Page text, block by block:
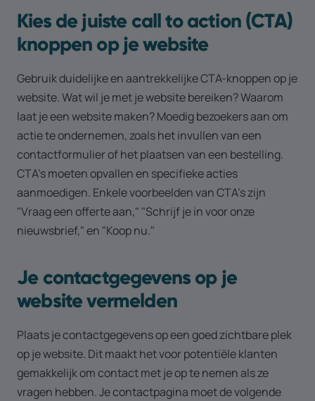
Kies de juiste call to action (CTA)
knoppen op je website
Gebruik duidelijke en aantrekkelijke CTA-knoppen op je
website. Wat wil je met je website bereiken? Waarom
laat je een website maken? Moedig bezoekers aan om
actie te ondernemen, zoals het invullen van een
contactformulier of het plaatsen van een bestelling.
CTA's moeten opvallen en specifieke acties
aanmoedigen. Enkele voorbeelden van CTA's zijn
"Vraag een offerte aan," "Schrijf je in voor onze
nieuwsbrief," en "Koop nu."
Je contactgegevens op je
website vermelden
Plaats je contactgegevens op een goed zichtbare plek
op je website. Dit maakt het voor potentiële klanten
gemakkelijk om contact met je op te nemen als ze
vragen hebben. Je contactpagina moet de volgende